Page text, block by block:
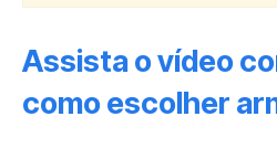
Assista o vídeo
como escolher